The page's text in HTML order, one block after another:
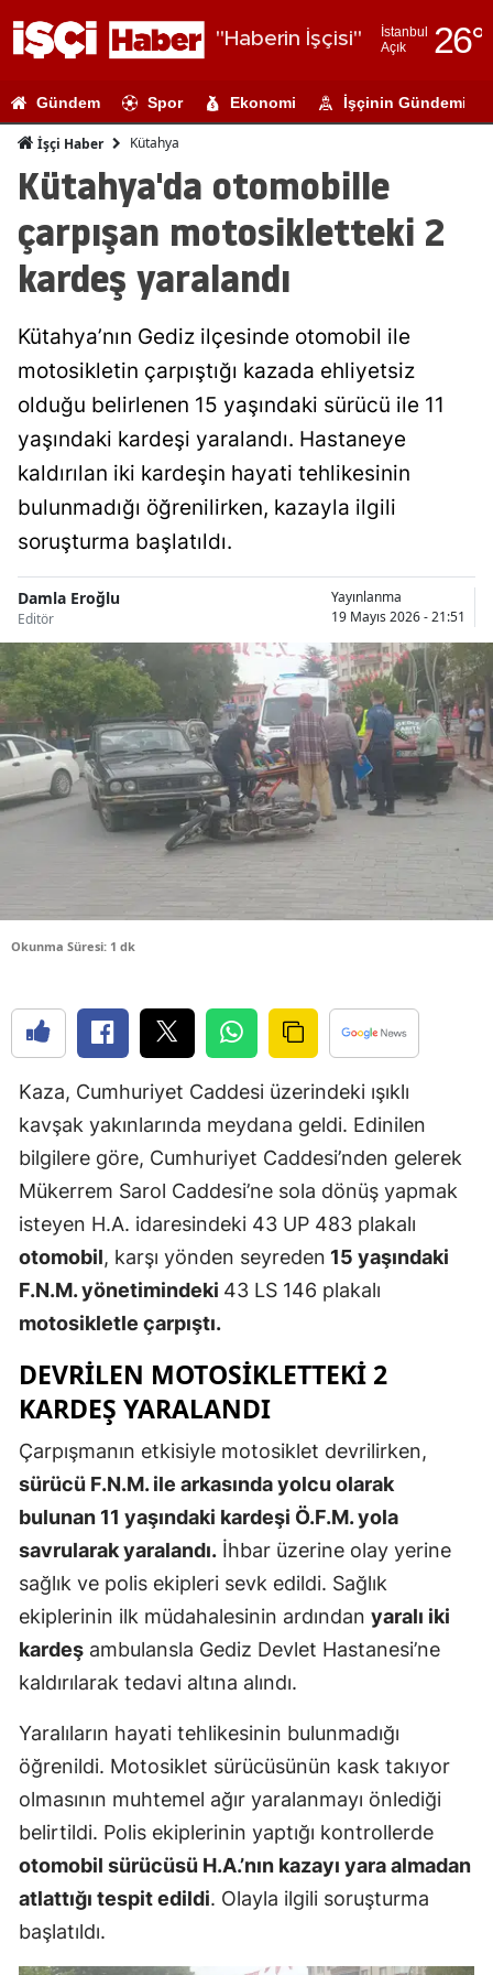
"Haberin İşçisi"
İstanbul
Açık
26°
Adıyaman
Amasya
Antalya
Artvin
Balıkesir
Bitlis
Bolu
Burdur
Bursa
Çanakkale
Denizli
Edirne
Elazığ
Erzincan
Erzurum
Eskişehir
Isparta
İstanbul
Kars
Kırklareli
Kırşehir
Kocaeli
Kütahya
Gündem Spor Ekonomi İşçinin Gündemi
İşçi Haber Kütahya
Kütahya'da otomobille
çarpışan motosikletteki 2
kardeş yaralandı
Kütahya’nın Gediz ilçesinde otomobil ile
motosikletin çarpıştığı kazada ehliyetsiz
olduğu belirlenen 15 yaşındaki sürücü ile 11
yaşındaki kardeşi yaralandı. Hastaneye
kaldırılan iki kardeşin hayati tehlikesinin
bulunmadığı öğrenilirken, kazayla ilgili
soruşturma başlatıldı.
Damla Eroğlu
Editör
Yayınlanma
19 Mayıs 2026 - 21:51
Okunma Süresi: 1 dk
Kaza, Cumhuriyet Caddesi üzerindeki ışıklı
kavşak yakınlarında meydana geldi. Edinilen
bilgilere göre, Cumhuriyet Caddesi’nden gelerek
Mükerrem Sarol Caddesi’ne sola dönüş yapmak
isteyen H.A. idaresindeki 43 UP 483 plakalı
otomobil, karşı yönden seyreden 15 yaşındaki
F.N.M. yönetimindeki 43 LS 146 plakalı
motosikletle çarpıştı.
DEVRILEN MOTOSIKLETTEKI 2
KARDEŞ YARALANDI
Çarpışmanın etkisiyle motosiklet devrilirken,
sürücü F.N.M. ile arkasında yolcu olarak
bulunan 11 yaşındaki kardeşi Ö.F.M. yola
savrularak yaralandı. İhbar üzerine olay yerine
sağlık ve polis ekipleri sevk edildi. Sağlık
ekiplerinin ilk müdahalesinin ardından yaralı iki
kardeş ambulansla Gediz Devlet Hastanesi’ne
kaldırılarak tedavi altına alındı.
Yaralıların hayati tehlikesinin bulunmadığı
öğrenildi. Motosiklet sürücüsünün kask takıyor
olmasının muhtemel ağır yaralanmayı önlediği
belirtildi. Polis ekiplerinin yaptığı kontrollerde
otomobil sürücüsü H.A.’nın kazayı yara almadan
atlattığı tespit edildi. Olayla ilgili soruşturma
başlatıldı.